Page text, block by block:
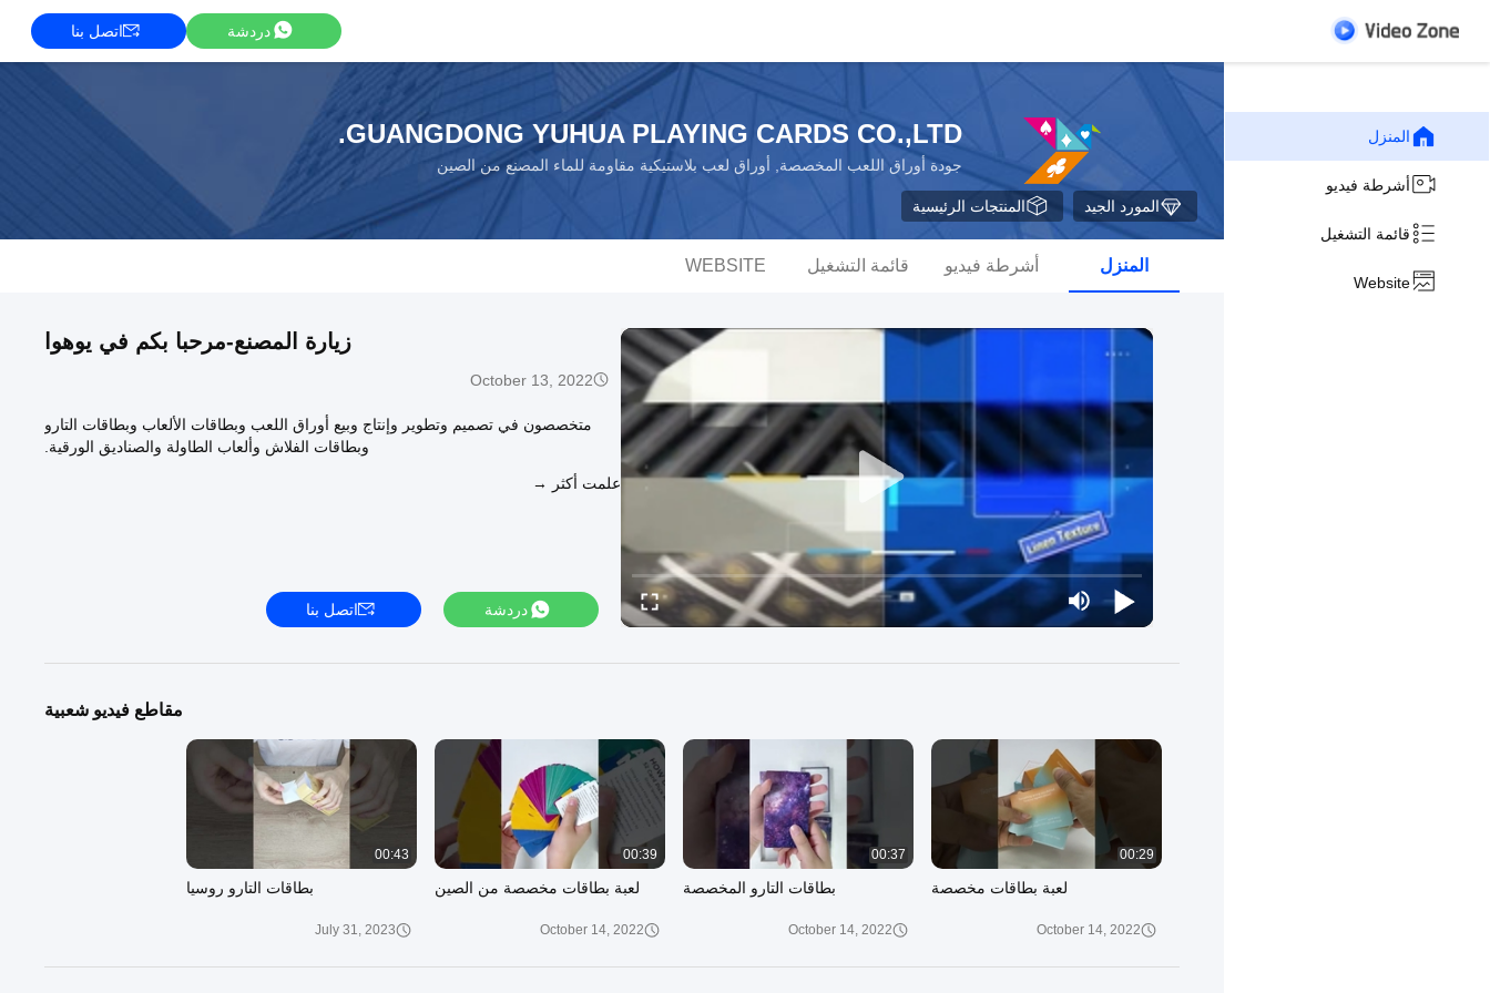
دردشة اتصل بنا
المنزل
أشرطة فيديو
قائمة التشغيل
Website
GUANGDONG YUHUA PLAYING CARDS CO.,LTD.
جودة أوراق اللعب المخصصة, أوراق لعب بلاستيكية مقاومة للماء المصنع من الصين
المورد الجيد المنتجات الرئيسية
المنزل أشرطة فيديو قائمة التشغيل WEBSITE
زيارة المصنع-مرحبا بكم في يوهوا
October 13, 2022
متخصصون في تصميم وتطوير وإنتاج وبيع أوراق اللعب وبطاقات الألعاب وبطاقات التارو
وبطاقات الفلاش وألعاب الطاولة والصناديق الورقية.
علمت أكثر →
دردشة اتصل بنا
مقاطع فيديو شعبية
00:29
لعبة بطاقات مخصصة
October 14, 2022
00:37
بطاقات التارو المخصصة
October 14, 2022
00:39
لعبة بطاقات مخصصة من الصين
October 14, 2022
00:43
بطاقات التارو روسيا
July 31, 2023